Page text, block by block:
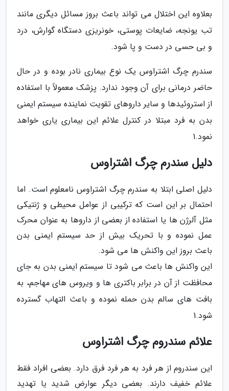
بعلاوه این اختلال می تواند باعث بروز مسائل دیگری مانند
تب یونجه، ضایعات پوستی، خونریزی دستگاه گوارش، درد
و بی حسی در دست و پا شود.
سندرم چرگ اشتراوس یک نوع بیماری نادر بوده و در حال
حاضر درمانی برای آن وجود ندارد. پزشک معمولاً با استفاده
از استروئیدها و سایر داروهای تقویت نماینده سیستم ایمنی
بدن به فرد مبتلا در کنترل علائم این بیماری یاری خواهد
نمود.1
دلیل سندرم چرگ اشتراوس
دلیل اصلی ابتلا به سندرم چرگ اشتراوس نامعلوم است. اما
احتمال بر این است که ترکیبی از عوامل محیطی و ژنتیکی
مثل آلرژن ها یا استفاده از بعضی از داروها به عنوان محرک
عمل نموده و با تحریک بیش از حد سیستم ایمنی بدن
باعث بروز این واکنش ها می شود.
این واکنش ها باعث می شود تا سیستم ایمنی بدن به جای
محافظت از آن در برابر باکتری ها و ویروس های مهاجم، به
بافت های سالم بدن حمله نموده و باعث التهاب گسترده
شود.1
علائم سندروم چرگ اشتراوس
این سندروم از هر فرد به هر فرد فرق دارد. بعضی افراد فقط
علائم خفیف دارند. بعضی دیگر عوارض شدید یا تهدید